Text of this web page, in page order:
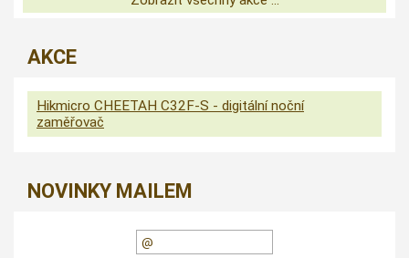
AKCE
Hikmicro CHEETAH C32F-S - digitální noční
zaměřovač
NOVINKY MAILEM